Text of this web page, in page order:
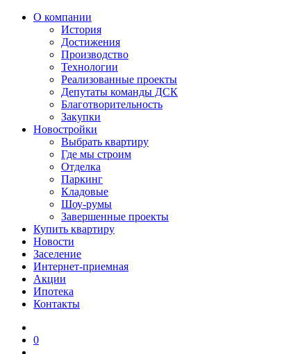
О компании
История
Достижения
Производство
Технологии
Реализованные проекты
Депутаты команды ДСК
Благотворительность
Закупки
Новостройки
Выбрать квартиру
Где мы строим
Отделка
Паркинг
Кладовые
Шоу-румы
Завершенные проекты
Купить квартиру
Новости
Заселение
Интернет-приемная
Акции
Ипотека
Контакты
0